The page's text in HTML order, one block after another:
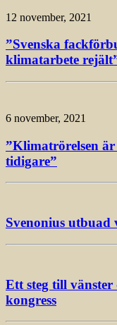
12 november, 2021
”Svenska
klimatarbete
6 november, 2021
”Klimatrörelsen
tidigare”
Svenonius utbuad
Ett steg till
kongress